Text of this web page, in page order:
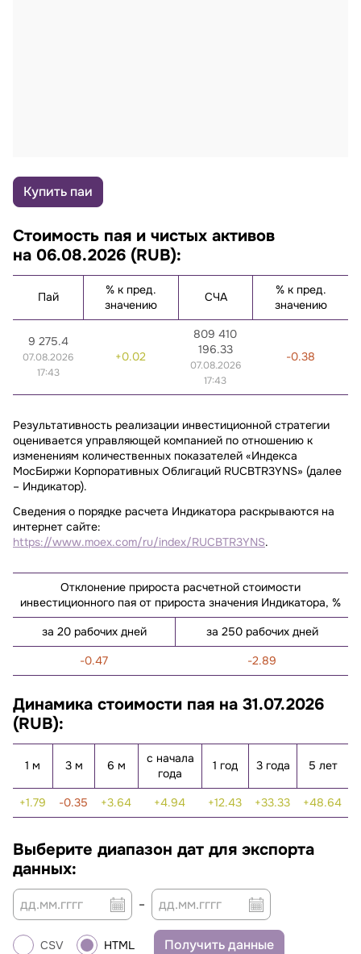
Купить паи
Стоимость пая и чистых активов
на 06.08.2026 (RUB):
Пай
% к пред.
значению
СЧА
% к пред.
значению
9 275.4
07.08.2026
17:43
0.02
809 410
196.33
07.08.2026
17:43
-0.38
Результативность реализации инвестиционной стратегии
оценивается управляющей компанией по отношению к
изменениям количественных показателей «Индекса
МосБиржи Корпоративных Облигаций RUCBTR3YNS» (далее
– Индикатор).
Сведения о порядке расчета Индикатора раскрываются на
интернет сайте:
https://www.moex.com/ru/index/RUCBTR3YNS.
Отклонение прироста расчетной стоимости
инвестиционного пая от прироста значения Индикатора, %
за 20 рабочих дней
за 250 рабочих дней
-0.47
-2.89
Динамика стоимости пая на 31.07.2026
(RUB):
1 м 3 м 6 м
с начала
года
1 год 3 года 5 лет
1.79 -0.35 3.64 4.94 12.43 33.33 48.64
Выберите диапазон дат для экспорта
данных:
–
CSV HTML Получить данные